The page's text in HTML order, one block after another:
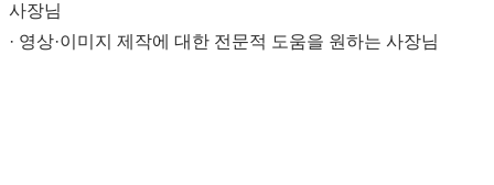
사장님
· 영상·이미지 제작에 대한 전문적 도움을 원하는 사장님